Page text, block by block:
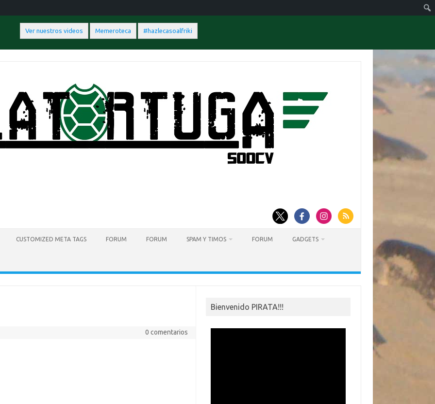
Ver nuestros videos Memeroteca #hazlecasoalfriki
CUSTOMIZED META TAGS FORUM FORUM SPAM Y TIMOS FORUM GADGETS
0 comentarios
Bienvenido PIRATA!!!